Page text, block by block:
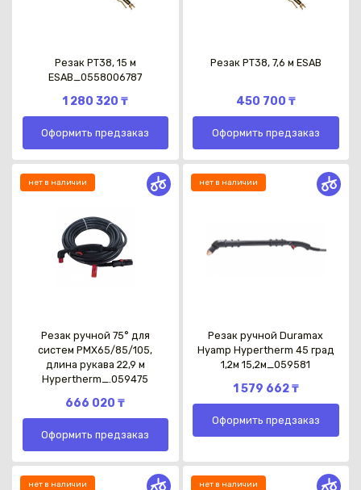
Резак РТ38, 15 м
ESAB_0558006787
1 280 320 ₸
Оформить предзаказ
Резак РТ38, 7,6 м ESAB
450 700 ₸
Оформить предзаказ
нет в наличии
Резак ручной 75° для
систем PMX65/85/105,
длина рукава 22,9 м
Hypertherm_.059475
666 020 ₸
Оформить предзаказ
нет в наличии
Резак ручной Duramax
Hyamp Hypertherm 45 град
1,2м 15,2м_059581
1 579 662 ₸
Оформить предзаказ
нет в наличии нет в наличии